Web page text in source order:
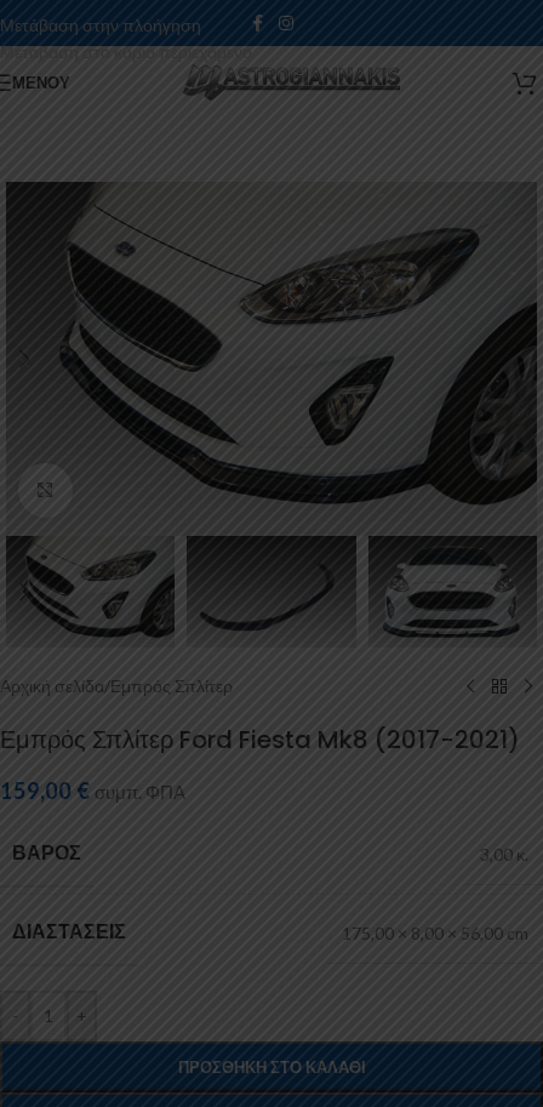
Μετάβαση στην πλοήγηση
Μετάβαση στο κύριο περιεχόμενο
ΜΕΝΟΎ
Κάντε κλικ για μεγέθυνση
Αρχική σελίδα/Εμπρός Σπλίτερ
Εμπρός Σπλίτερ Ford Fiesta Mk8 (2017-2021)
159,00 € συμπ. ΦΠΑ
ΒΆΡΟΣ 3,00 κ.
ΔΙΑΣΤΆΣΕΙΣ 175,00 × 8,00 × 56,00 cm
- +
ΠΡΟΣΘΉΚΗ ΣΤΟ ΚΑΛΆΘΙ